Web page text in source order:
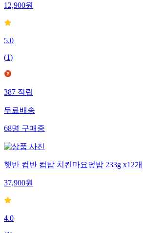
12,900원
5.0
(1)
387적립
무료배송
68명구매중
햇반 컵반 컵밥 치킨마요덮밥 233g x12개
37,900원
4.0